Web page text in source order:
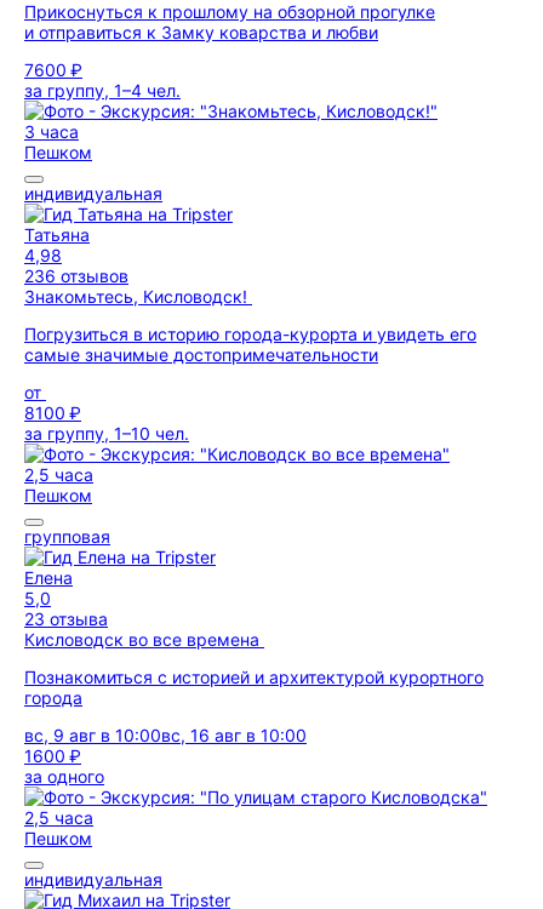
Прикоснуться к прошлому на обзорной прогулке
и отправиться к Замку коварства и любви
7600 ₽
за группу, 1–4 чел.
3 часа
Пешком
индивидуальная
Татьяна
4,98
236 отзывов
Знакомьтесь, Кисловодск!
Погрузиться в историю города-курорта и увидеть его
самые значимые достопримечательности
от
8100 ₽
за группу, 1–10 чел.
2,5 часа
Пешком
групповая
Елена
5,0
23 отзыва
Кисловодск во все времена
Познакомиться с историей и архитектурой курортного
города
вс, 9 авг в 10:00вс, 16 авг в 10:00
1600 ₽
за одного
2,5 часа
Пешком
индивидуальная